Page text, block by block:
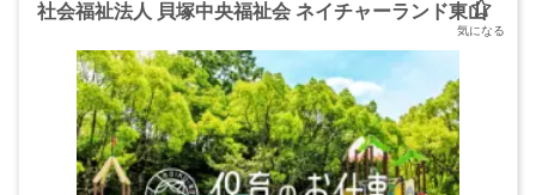
社会福祉法人 貝塚中央福祉会 ネイチャーランド東山